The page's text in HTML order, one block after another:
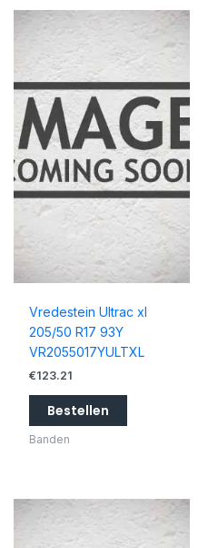
Vredestein Ultrac xl
205/50 R17 93Y
VR2055017YULTXL
€123.21
Bestellen
Banden